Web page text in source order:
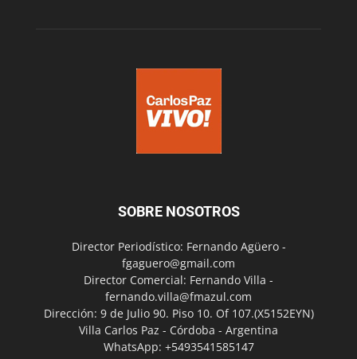
SOBRE NOSOTROS
Director Periodístico: Fernando Agüero -
fgaguero@gmail.com
Director Comercial: Fernando Villa -
fernando.villa@fmazul.com
Dirección: 9 de Julio 90. Piso 10. Of 107.(X5152EYN)
Villa Carlos Paz - Córdoba - Argentina
WhatsApp: +5493541585147